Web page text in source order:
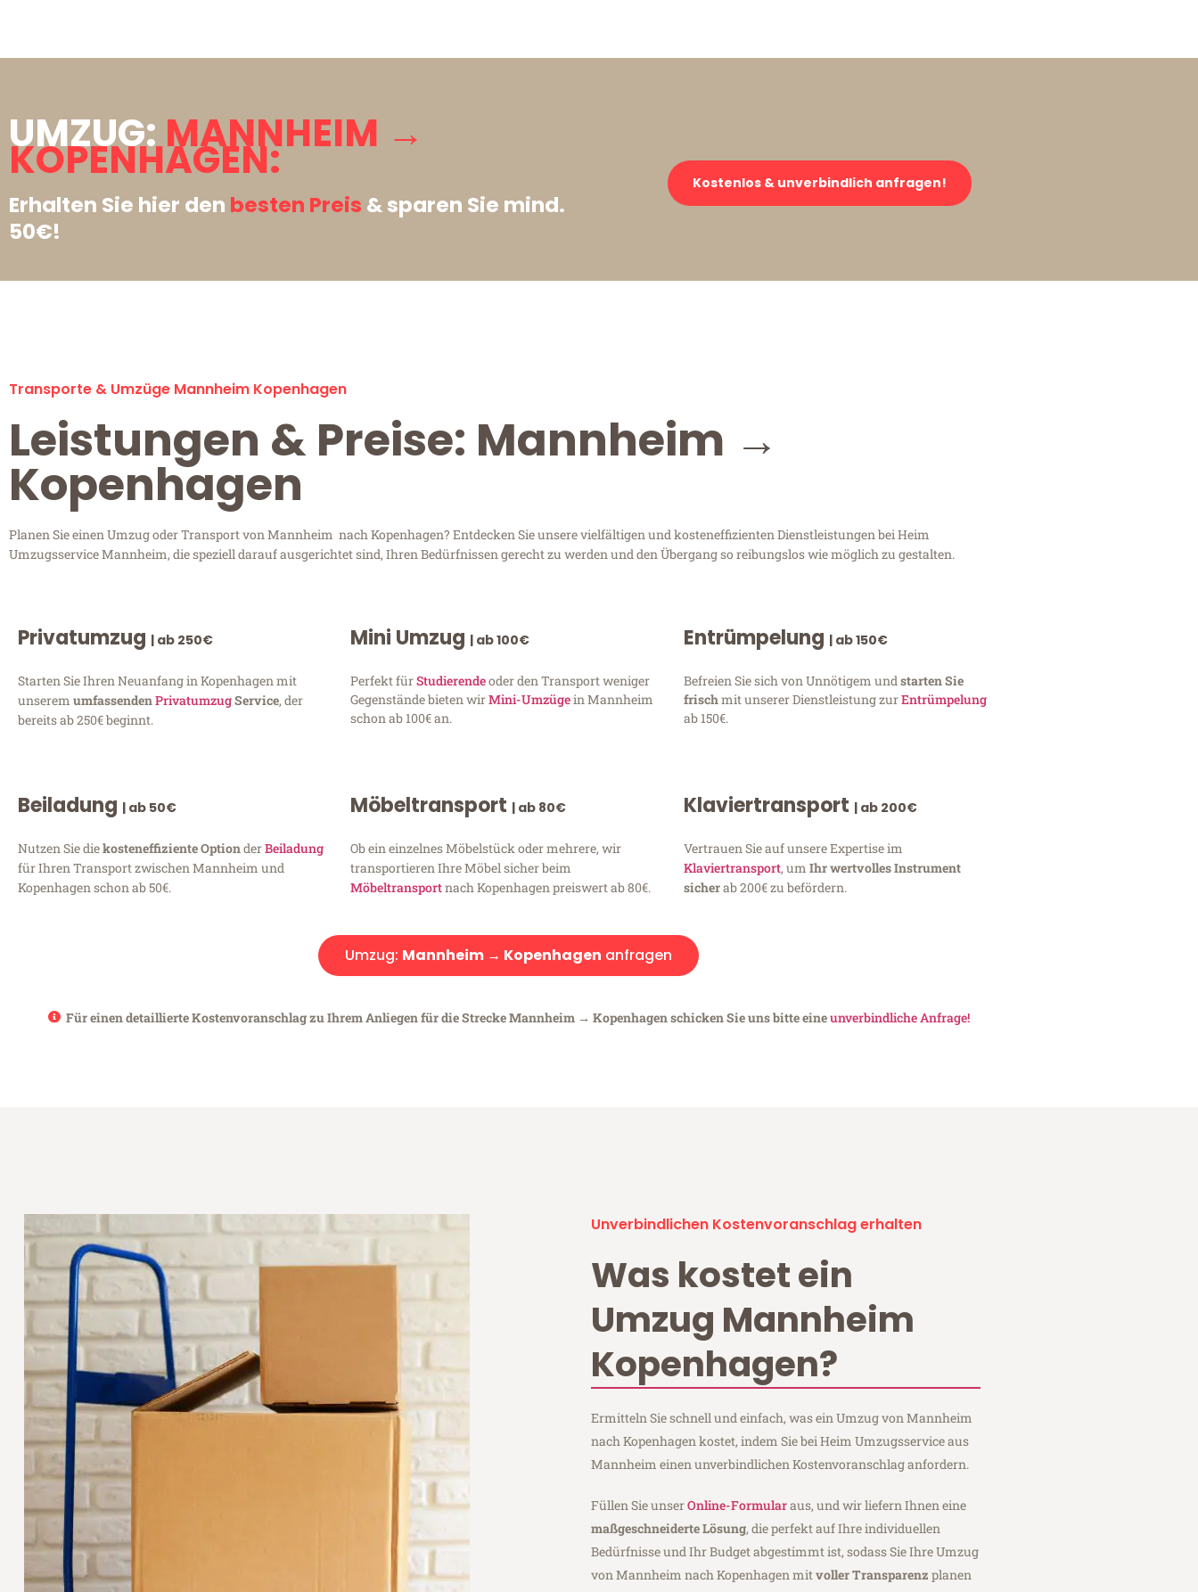
UMZUG:MANNHEIM →
KOPENHAGEN:
Erhalten Sie hier den besten Preis & sparen Sie mind.
50€!
Kostenlos & unverbindlich anfragen!
Transporte & Umzüge Mannheim Kopenhagen
Leistungen & Preise: Mannheim →
Kopenhagen
Planen Sie einen Umzug oder Transport von Mannheim nach Kopenhagen? Entdecken Sie unsere vielfältigen und kosteneffizienten Dienstleistungen bei Heim
Umzugsservice Mannheim, die speziell darauf ausgerichtet sind, Ihren Bedürfnissen gerecht zu werden und den Übergang so reibungslos wie möglich zu gestalten.
Privatumzug | ab 250€
Starten Sie Ihren Neuanfang in Kopenhagen mit
unserem umfassendenPrivatumzugService, der
bereits ab 250€ beginnt.
Mini Umzug | ab 100€
Perfekt fürStudierendeoder den Transport weniger
Gegenstände bieten wirMini-Umzügein Mannheim
schon ab 100€ an.
Entrümpelung | ab 150€
Befreien Sie sich von Unnötigem undstarten Sie
frischmit unserer Dienstleistung zurEntrümpelung
ab 150€.
Beiladung | ab 50€
Nutzen Sie diekosteneffiziente OptionderBeiladung
für Ihren Transport zwischen Mannheim und
Kopenhagen schon ab 50€.
Möbeltransport | ab 80€
Ob ein einzelnes Möbelstück oder mehrere, wir
transportieren Ihre Möbel sicher beim
Möbeltransportnach Kopenhagen preiswert ab 80€.
Klaviertransport | ab 200€
Vertrauen Sie auf unsere Expertise im
Klaviertransport, um Ihr wertvolles Instrument
sicherab 200€ zu befördern.
Umzug: Mannheim → Kopenhagen anfragen
Für einen detaillierte Kostenvoranschlag zu Ihrem Anliegen für die Strecke Mannheim → Kopenhagen schicken Sie uns bitte eineunverbindliche Anfrage!
Unverbindlichen Kostenvoranschlag erhalten
Was kostet ein
Umzug Mannheim
Kopenhagen?
Ermitteln Sie schnell und einfach, was ein Umzug von Mannheim
nach Kopenhagen kostet, indem Sie bei Heim Umzugsservice aus
Mannheim einen unverbindlichen Kostenvoranschlag anfordern.
Füllen Sie unserOnline-Formularaus, und wir liefern Ihnen eine
maßgeschneiderte Lösung, die perfekt auf Ihre individuellen
Bedürfnisse und Ihr Budget abgestimmt ist, sodass Sie Ihre Umzug
von Mannheim nach Kopenhagen mitvoller Transparenz planen